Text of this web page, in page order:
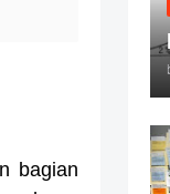
bagian